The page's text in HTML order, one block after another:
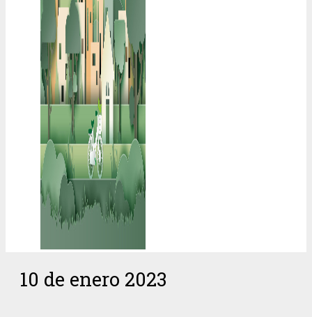
10 de enero 2023